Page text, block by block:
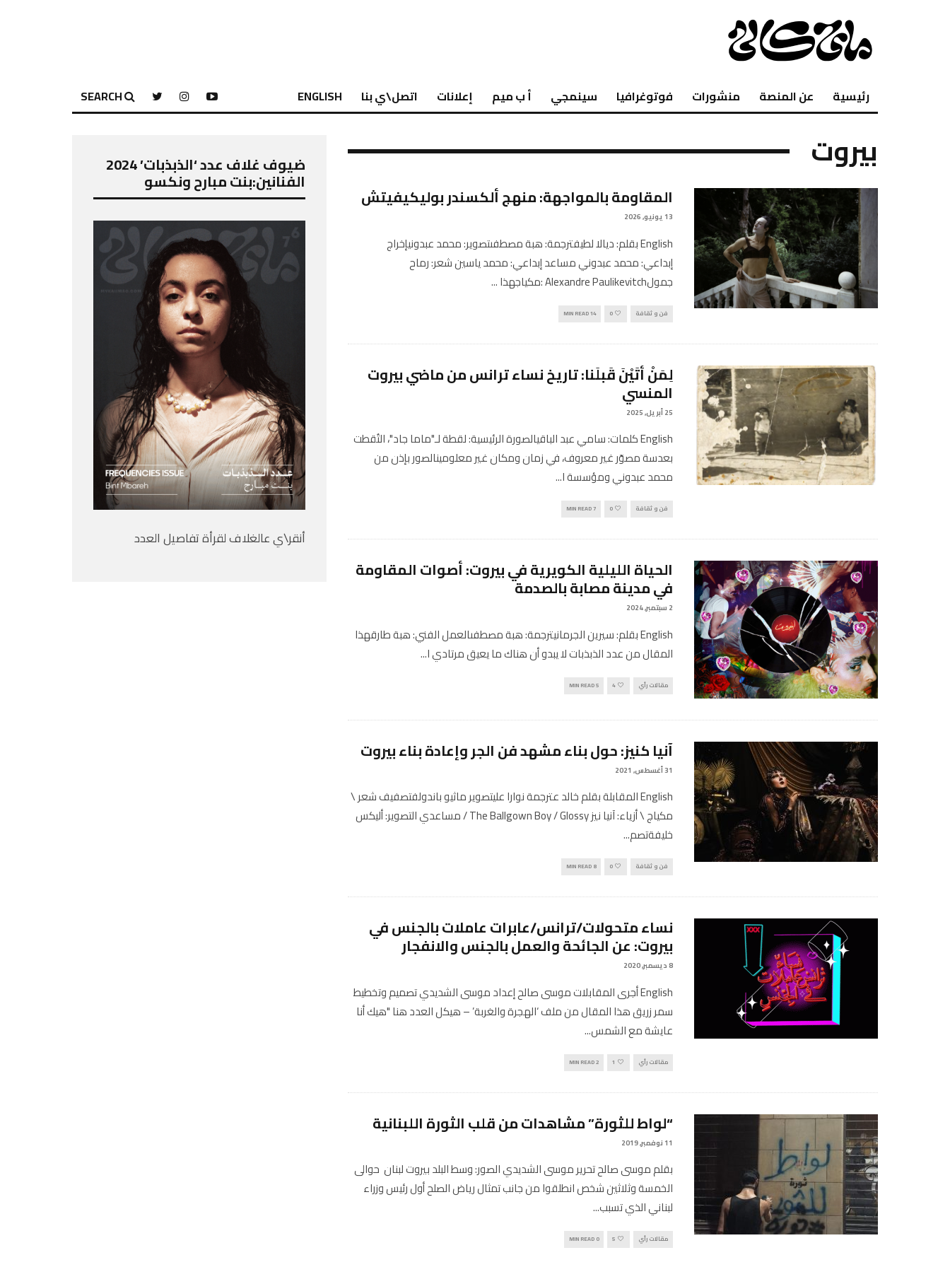
رئيسية عن المنصة منشورات فوتوغرافيا سينمجي أ ب ميم إعلانات اتصل\ي بنا ENGLISH
SEARCH
بيروت
المقاومة بالمواجهة: منهج ألكسندر بوليكيفيتش
13 يونيو, 2026
English بقلم: ديالا لطيفترجمة: هبة مصطفىتصوير: محمد عبدونيإخراج
إبداعي: محمد عبدوني مساعد إبداعي: محمد ياسين شعر: رماح
جمولAlexandre Paulikevitch :مكياجهذا
...
فن و ثقافة 0
14 MIN READ
لِمَنْ أتَيْنَ قَبلَنا: تاريخ نساء ترانس من ماضي بيروت
المنسي
25 أبريل, 2025
English كلمات: سامي عبد الباقيالصورة الرئيسية: لقطة لـ"ماما جاد"، التُقطت
بعدسة مصوّر غير معروف، في زمان ومكان غير معلومينالصور بإذن من
محمد عبدوني ومؤسسة ا...
فن و ثقافة 0
7 MIN READ
الحياة الليلية الكويرية في بيروت: أصوات المقاومة
في مدينة مصابة بالصدمة
2 سبتمبر, 2024
English بقلم: سيرين الجرمانيترجمة: هبة مصطفىالعمل الفني: هبة طارقهذا
المقال من عدد الذبذبات لا يبدو أن هناك ما يعيق مرتادي ا...
مقالات رأي 4
5 MIN READ
آنيا كنيز: حول بناء مشهد فن الجر وإعادة بناء بيروت
31 أغسطس, 2021
English المقابلة بقلم خالد عترجمة نوارا عليتصوير ماثيو باندولفتصفيف شعر \
مكياج \ أزياء: آنيا نيز The Ballgown Boy / Glossy / مساعدي التصوير: أليكس
خليفةتصم...
فن و ثقافة 0
8 MIN READ
نساء متحولات/ترانس/عابرات عاملات بالجنس في
بيروت: عن الجائحة والعمل بالجنس والانفجار
8 ديسمبر, 2020
English أجرى المقابلات موسى صالح إعداد موسى الشديدي تصميم وتخطيط
سمر زريق هذا المقال من ملف ‘الهجرة والغربة’ – هيكل العدد هنا "هيك أنا
عايشة مع الشمس...
مقالات رأي 1
2 MIN READ
“لواط للثورة” مشاهدات من قلب الثورة اللبنانية
11 نوفمبر, 2019
بقلم موسى صالح تحرير موسى الشديدي الصور: وسط البلد بيروت لبنان حوالى
الخمسة وثلاثين شخص انطلقوا من جانب تمثال رياض الصلح أول رئيس وزراء
لبناني الذي تسبب...
مقالات رأي 5
0 MIN READ
ضيوف غلاف عدد ‘الذبذبات’ 2024
الفنانين:بنت مبارح ونكسو
أنقر\ي عالغلاف لقرأة تفاصيل العدد